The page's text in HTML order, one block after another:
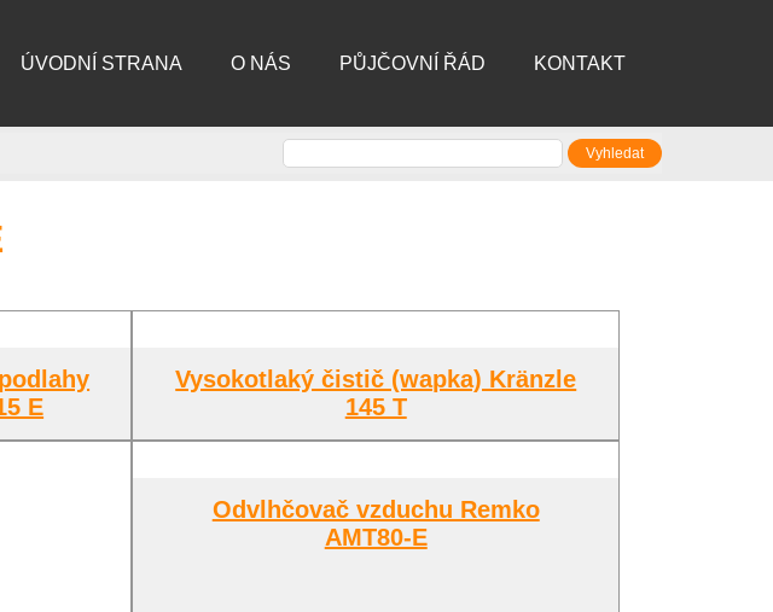
ÚVODNÍ STRANA O NÁS PŮJČOVNÍ ŘÁD KONTAKT
E
Vysokotlaký čistič (wapka) Kränzle
145 T
Odvlhčovač vzduchu Remko
AMT80-E